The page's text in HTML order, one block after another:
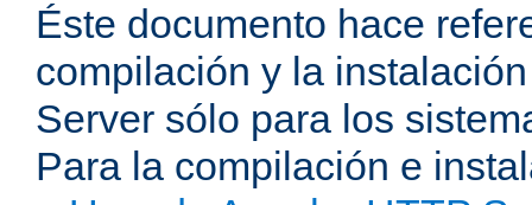
Éste documento hace
compilación y la
Server sólo para los
Para la compilación e